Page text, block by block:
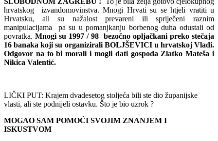
hrvatskog izvandomovinstva. Mnogi Hrvati su se htjeli vratiti u
Hrvatsku, ali su nažalost prevareni ili spriječeni raznim
manipulacijama pa su u pomanjkanju borbenog duha odustali od
povratka. Mnogi su 1997 / 98 bezočno opljačkani preko stečaja
16 banaka koji su organizirali BOLJŠEVICI u hrvatskoj Vladi.
Odgovor na to bi morali i mogli dati gospoda Zlatko Mateša i
Nikica Valentić.
LIČKI PUT: Krajem dvadesetog stoljeća bili ste dio županijske
vlasti, ali ste podnijeli ostavku. Što je bio uzrok ?
MOGAO SAM POMOĆI SVOJIM ZNANJEM I
ISKUSTVOM